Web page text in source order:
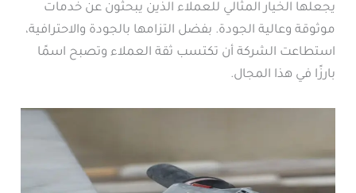
يجعلها الخيار المثالي للعملاء الذين يبحثون عن خدمات
موثوقة وعالية الجودة. بفضل التزامها بالجودة والاحترافية،
استطاعت الشركة أن تكتسب ثقة العملاء وتصبح اسمًا
بارزًا في هذا المجال.